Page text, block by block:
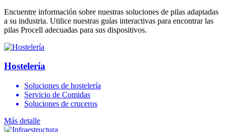
Encuentre información sobre nuestras soluciones de pilas adaptadas
a su industria. Utilice nuestras guías interactivas para encontrar las
pilas Procell adecuadas para sus dispositivos.
Hostelería
Soluciones de hostelería
Servicio de Comidas
Soluciones de cruceros
Más detalle